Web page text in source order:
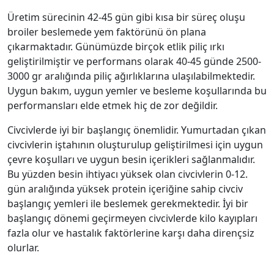
Üretim sürecinin 42-45 gün gibi kısa bir süreç oluşu
broiler beslemede yem faktörünü ön plana
çıkarmaktadır. Günümüzde birçok etlik piliç ırkı
geliştirilmiştir ve performans olarak 40-45 günde 2500-
3000 gr aralığında piliç ağırlıklarına ulaşılabilmektedir.
Uygun bakım, uygun yemler ve besleme koşullarında bu
performansları elde etmek hiç de zor değildir.
Civcivlerde iyi bir başlangıç önemlidir. Yumurtadan çıkan
civcivlerin iştahının oluşturulup geliştirilmesi için uygun
çevre koşulları ve uygun besin içerikleri sağlanmalıdır.
Bu yüzden besin ihtiyacı yüksek olan civcivlerin 0-12.
gün aralığında yüksek protein içeriğine sahip civciv
başlangıç yemleri ile beslemek gerekmektedir. İyi bir
başlangıç dönemi geçirmeyen civcivlerde kilo kayıpları
fazla olur ve hastalık faktörlerine karşı daha dirençsiz
olurlar.